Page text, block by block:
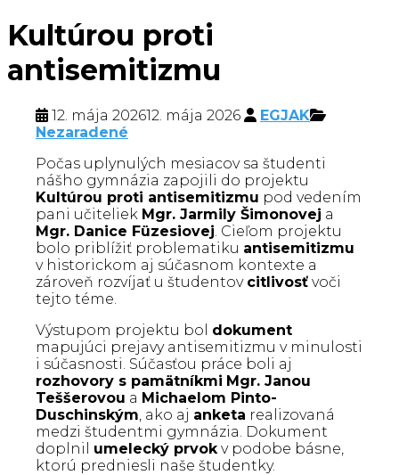
Kultúrou proti
antisemitizmu
12. mája 202612. mája 2026
EGJAK
Nezaradené
Počas uplynulých mesiacov sa študenti
nášho gymnázia zapojili do projektu
Kultúrou proti antisemitizmu pod vedením
pani učiteliek Mgr. Jarmily Šimonovej a
Mgr. Danice Füzesiovej. Cieľom projektu
bolo priblížiť problematiku antisemitizmu
v historickom aj súčasnom kontexte a
zároveň rozvíjať u študentov citlivosť voči
tejto téme.
Výstupom projektu bol dokument
mapujúci prejavy antisemitizmu v minulosti
i súčasnosti. Súčasťou práce boli aj
rozhovory s pamätníkmi Mgr. Janou
Teššerovou a Michaelom Pinto-
Duschinským, ako aj anketa realizovaná
medzi študentmi gymnázia. Dokument
doplnil umelecký prvokv podobe básne,
ktorú predniesli naše študentky.